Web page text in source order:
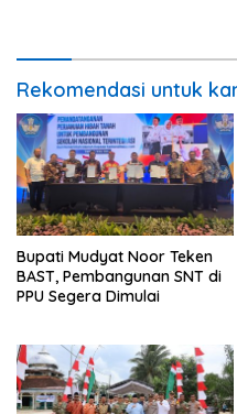
Rekomendasi untuk
Bupati Mudyat Noor Teken
BAST, Pembangunan SNT di
PPU Segera Dimulai